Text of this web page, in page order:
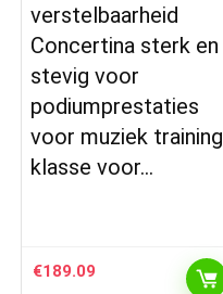
verstelbaarheid
Concertina sterk en
stevig voor
podiumprestaties
voor muziek training
klasse voor…
€189.09